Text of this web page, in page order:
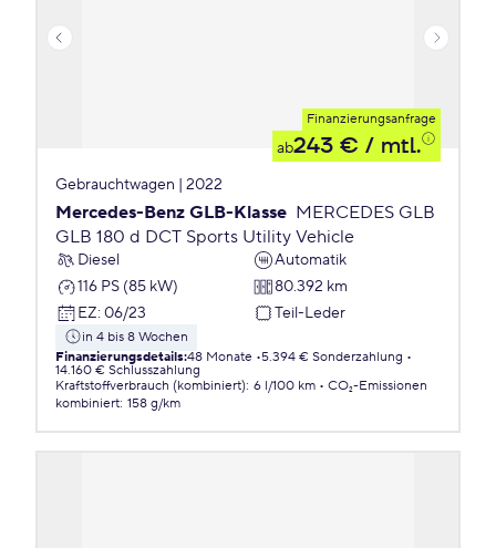
Finanzierungsanfrage
ab243 € / mtl.
Gebrauchtwagen | 2022
Mercedes-Benz GLB-Klasse MERCEDES GLB
GLB 180 d DCT Sports Utility Vehicle
Diesel
Automatik
116 PS (85 kW)
80.392 km
EZ: 06/23 Teil-Leder
in 4 bis 8 Wochen
Finanzierungsdetails:48 Monate 5.394 € Sonderzahlung
14.160 € Schlusszahlung
Kraftstoffverbrauch (kombiniert): 6 l/100 km
CO₂-Emissionen
kombiniert: 158 g/km